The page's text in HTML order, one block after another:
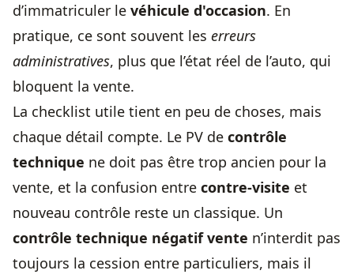
d’immatriculer le véhicule d'occasion. En
pratique, ce sont souvent les erreurs
administratives, plus que l’état réel de l’auto, qui
bloquent la vente.
La checklist utile tient en peu de choses, mais
chaque détail compte. Le PV de contrôle
technique ne doit pas être trop ancien pour la
vente, et la confusion entre contre-visite et
nouveau contrôle reste un classique. Un
contrôle technique négatif vente n’interdit pas
toujours la cession entre particuliers, mais il